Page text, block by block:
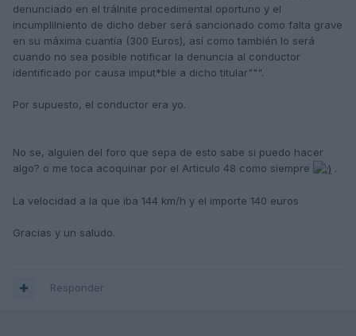
denunciado en el tráInite procedimental oportuno y el
incumplilniento de dicho deber será sancionado como falta grave
en su máxima cuantía (300 Euros), así como también lo será
cuando no sea posible notificar la denuncia al conductor
identificado por causa imput*ble a dicho titular""".
Por supuesto, el conductor era yo.
No se, alguien del foro que sepa de esto sabe si puedo hacer
algo? o me toca acoquinar por el Articulo 48 como siempre
.
La velocidad a la que iba 144 km/h y el importe 140 euros
Gracias y un saludo.
Responder